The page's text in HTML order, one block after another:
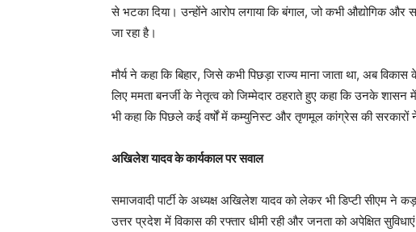
से भटका दिया। उन्होंने आरोप लगाया कि बंगाल, जो कभी औद्योगिक और
जा रहा है।
मौर्य ने कहा कि बिहार, जिसे कभी पिछड़ा राज्य माना जाता था, अब
लिए ममता बनर्जी के नेतृत्व को जिम्मेदार ठहराते हुए कहा कि उनके शासन
भी कहा कि पिछले कई वर्षों में कम्युनिस्ट और तृणमूल कांग्रेस की सरकारों
अखिलेश यादव के कार्यकाल पर सवाल
समाजवादी पार्टी के अध्यक्ष अखिलेश यादव को लेकर भी डिप्टी सीएम
उत्तर प्रदेश में विकास की रफ्तार धीमी रही और जनता को अपेक्षित